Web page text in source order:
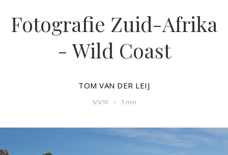
Fotografie Zuid-Afrika
- Wild Coast
TOM VAN DER LEIJ
5/5/10 5 min